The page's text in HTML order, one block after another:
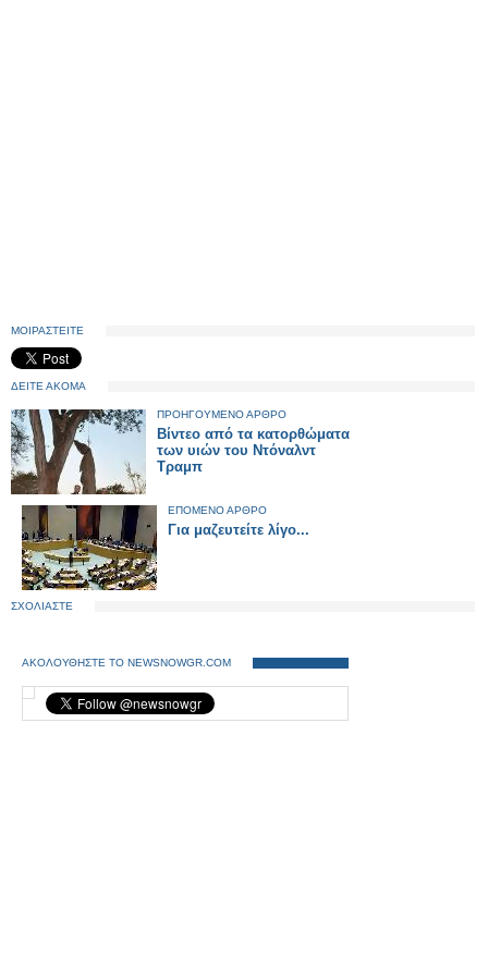
ΜΟΙΡΑΣΤΕΙΤΕ
ΔΕΙΤΕ ΑΚΟΜΑ
ΠΡΟΗΓΟΥΜΕΝΟ ΑΡΘΡΟ
Βίντεο από τα κατορθώματα
των υιών του Ντόναλντ
Τραμπ
ΕΠΟΜΕΝΟ ΑΡΘΡΟ
Για μαζευτείτε λίγο...
ΣΧΟΛΙΑΣΤΕ
ΑΚΟΛΟΥΘΗΣΤΕ ΤΟ NEWSNOWGR.COM